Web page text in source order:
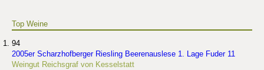
Top Weine
94
2005er Scharzhofberger Riesling Beerenauslese 1. Lage Fuder 11
Weingut Reichsgraf von Kesselstatt